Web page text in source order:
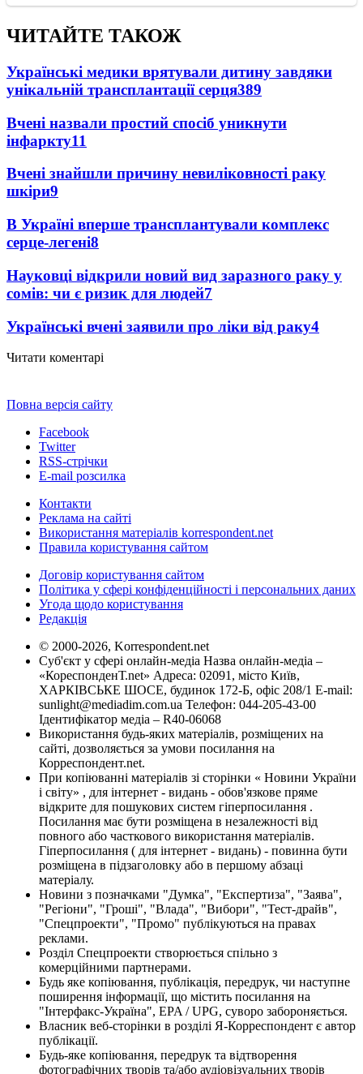
ЧИТАЙТЕ ТАКОЖ
Українські медики врятували дитину завдяки
унікальній трансплантації серця389
Вчені назвали простий спосіб уникнути
інфаркту11
Вчені знайшли причину невиліковності раку
шкіри9
В Україні вперше трансплантували комплекс
серце-легені8
Науковці відкрили новий вид заразного раку у
сомів: чи є ризик для людей7
Українські вчені заявили про ліки від раку4
Читати коментарі
Повна версія сайту
Facebook
Twitter
RSS-стрічки
E-mail розсилка
Контакти
Реклама на сайті
Використання матеріалів korrespondent.net
Правила користування сайтом
Договір користування сайтом
Політика у сфері конфіденційності і персональних даних
Угода щодо користування
Редакція
© 2000-2026, Korrespondent.net
Суб'єкт у сфері онлайн-медіа Назва онлайн-медіа –
«КореспонденТ.net» Адреса: 02091, місто Київ,
ХАРКІВСЬКЕ ШОСЕ, будинок 172-Б, офіс 208/1 E-mail:
sunlight@mediadim.com.ua Телефон: 044-205-43-00
Ідентифікатор медіа – R40-06068
Використання будь-яких матеріалів, розміщених на
сайті, дозволяється за умови посилання на
Корреспондент.net.
При копіюванні матеріалів зі сторінки « Новини України
і світу» , для інтернет - видань - обов'язкове пряме
відкрите для пошукових систем гіперпосилання .
Посилання має бути розміщена в незалежності від
повного або часткового використання матеріалів.
Гіперпосилання ( для інтернет - видань) - повинна бути
розміщена в підзаголовку або в першому абзаці
матеріалу.
Новини з позначками "Думка", "Експертиза", "Заява",
"Регіони", "Гроші", "Влада", "Вибори", "Тест-драйв",
"Спецпроекти", "Промо" публікуються на правах
реклами.
Розділ Спецпроекти створюється спільно з
комерційними партнерами.
Будь яке копіювання, публікація, передрук, чи наступне
поширення інформації, що містить посилання на
"Інтерфакс-Україна", EPA / UPG, суворо забороняється.
Власник веб-сторінки в розділі Я-Корреспондент є автор
публікації.
Будь-яке копіювання, передрук та відтворення
фотографічних творів та/або аудіовізуальних творів